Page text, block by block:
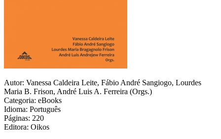
Autor: Vanessa Caldeira Leite, Fábio André Sangiogo, Lourdes
Maria B. Frison, André Luis A. Ferreira (Orgs.)
Categoria: eBooks
Idioma: Português
Páginas: 220
Editora: Oikos